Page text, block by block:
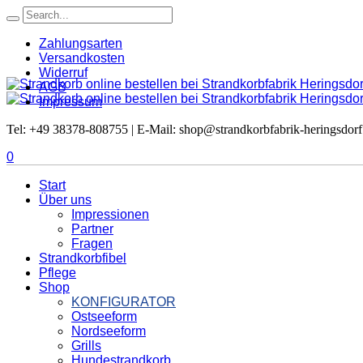
Zahlungsarten
Versandkosten
Widerruf
AGB
Impressum
Tel: +49 38378-808755 | E-Mail: shop@strandkorbfabrik-
0
Start
Über uns
Impressionen
Partner
Fragen
Strandkorbfibel
Pflege
Shop
KONFIGURATOR
Ostseeform
Nordseeform
Grills
Hundestrandkorb